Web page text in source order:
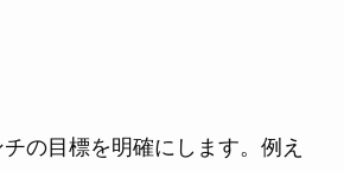
の目標を明確にします。例え